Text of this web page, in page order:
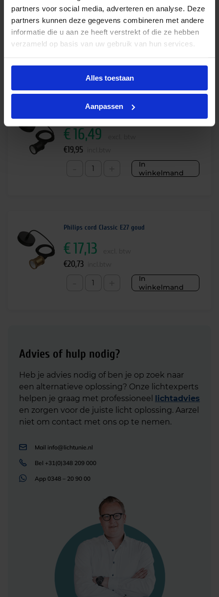
partners voor social media, adverteren en analyse. Deze
partners kunnen deze gegevens combineren met andere
informatie die u aan ze heeft verstrekt of die ze hebben
verzameld op basis van uw gebruik van hun services.
Alles toestaan
Aanpassen
+
-
In
winkelmand
Alternatieve producten
Philips cord Classic E27 zwart
In
winkelmand
€16,49
€19,95
Philips cord Classic E27 goud
In
winkelmand
€17,13
€20,73
Advies of hulp nodig?
Heb je advies nodig of ben je op zoek naar
een alternatieve oplossing? Onze lichtexperts
helpen je graag met professioneel lichtadvies
en zorgen voor de juiste licht oplossing. Aarzel
niet om contact met ons op te nemen.
Mail info@lichtunie.nl
Bel +31(0)348 209 000
App 0348 – 20 90 00